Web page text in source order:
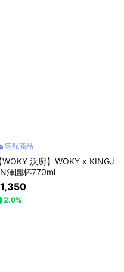
宅配商品
WOKY 沃廚】WOKY x KINGJ
渾圓杯770ml
2.0%